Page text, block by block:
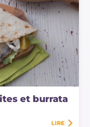
et burrata
LIRE